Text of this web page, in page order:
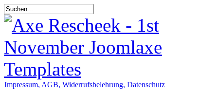
Impressum, AGB, Widerrufsbelehrung, Datenschutz